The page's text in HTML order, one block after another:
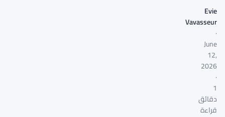
Evie
Vavasseur
·
June
12,
2026
·
1
دقائق
قراءة